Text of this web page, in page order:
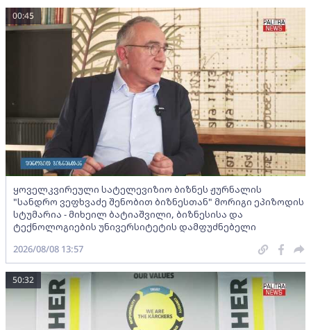
ყოველკვირეული სატელევიზიო ბიზნეს ჟურნალის
"სანდრო ვეფხვაძე შენობით ბიზნესთან" მორიგი ეპიზოდის
სტუმარია - მიხეილ ბატიაშვილი, ბიზნესისა და
ტექნოლოგიების უნივერსიტეტის დამფუძნებელი
00:45
2026/08/08 13:57
50:32